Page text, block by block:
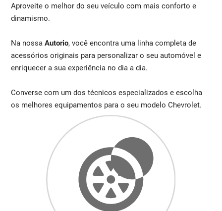
Aproveite o melhor do seu veículo com mais conforto e
dinamismo.
Na nossaAutorio, você encontra uma linha completa de
acessórios originais para personalizar o seu automóvel e
enriquecer a sua experiência no dia a dia.
Converse com um dos técnicos especializados e escolha
os melhores equipamentos para o seu modelo Chevrolet.